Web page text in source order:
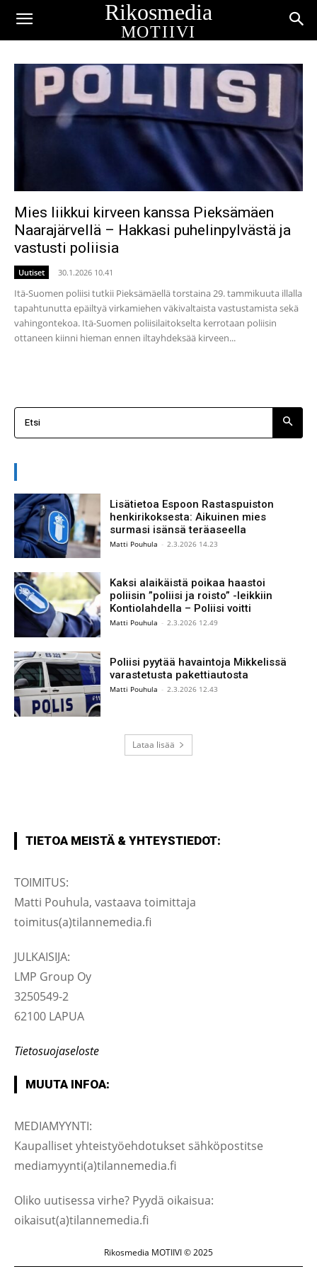
Rikosmedia
MOTIIVI
Mies liikkui kirveen kanssa Pieksämäen
Naarajärvellä – Hakkasi puhelinpylvästä ja
vastusti poliisia
Uutiset 30.1.2026 10.41
Itä-Suomen poliisi tutkii Pieksämäellä torstaina 29. tammikuuta illalla
tapahtunutta epäiltyä virkamiehen väkivaltaista vastustamista sekä
vahingontekoa. Itä-Suomen poliisilaitokselta kerrotaan poliisin
ottaneen kiinni hieman ennen iltayhdeksää kirveen...
Etsi
Lisätietoa Espoon Rastaspuiston
henkirikoksesta: Aikuinen mies
surmasi isänsä teräaseella
Matti Pouhula - 2.3.2026 14.23
Kaksi alaikäistä poikaa haastoi
poliisin ”poliisi ja roisto” -leikkiin
Kontiolahdella – Poliisi voitti
Matti Pouhula - 2.3.2026 12.49
Poliisi pyytää havaintoja Mikkelissä
varastetusta pakettiautosta
Matti Pouhula - 2.3.2026 12.43
Lataa lisää
TIETOA MEISTÄ & YHTEYSTIEDOT:
TOIMITUS:
Matti Pouhula, vastaava toimittaja
toimitus(a)tilannemedia.fi
JULKAISIJA:
LMP Group Oy
3250549-2
62100 LAPUA
Tietosuojaseloste
MUUTA INFOA:
MEDIAMYYNTI:
Kaupalliset yhteistyöehdotukset sähköpostitse
mediamyynti(a)tilannemedia.fi
Oliko uutisessa virhe? Pyydä oikaisua:
oikaisut(a)tilannemedia.fi
Rikosmedia MOTIIVI © 2025